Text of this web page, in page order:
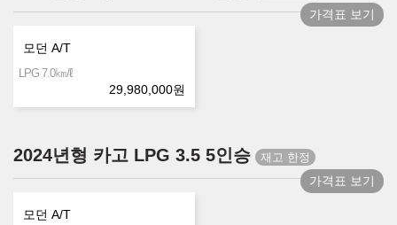
가격표 보기
모던 A/T
LPG 7.0㎞/ℓ
29,980,000원
2024년형 카고 LPG 3.5 5인승
가격표 보기
모던 A/T